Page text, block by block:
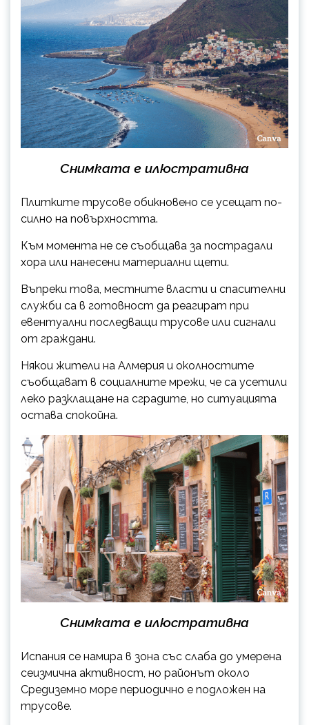
Снимката е илюстративна
Плитките трусове обикновено се усещат по-
силно на повърхността.
Към момента не се съобщава за пострадали
хора или нанесени материални щети.
Въпреки това, местните власти и спасителни
служби са в готовност да реагират при
евентуални последващи трусове или сигнали
от граждани.
Някои жители на Алмерия и околностите
съобщават в социалните мрежи, че са усетили
леко разклащане на сградите, но ситуацията
остава спокойна.
Снимката е илюстративна
Испания се намира в зона със слаба до умерена
сеизмична активност, но районът около
Средиземно море периодично е подложен на
трусове.